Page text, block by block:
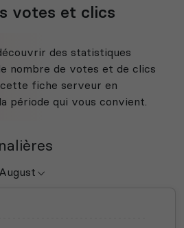
votes et clics
des statistiques
nombre de votes et de clics
fiche serveur en
période qui vous convient.